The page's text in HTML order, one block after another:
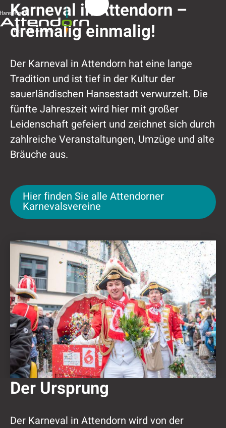
Karneval in
Attendorn
Karneval in Attendorn –
dreimalig einmalig!
Der Karneval in Attendorn hat eine lange
Tradition und ist tief in der Kultur der
sauerländischen Hansestadt verwurzelt. Die
fünfte Jahreszeit wird hier mit großer
Leidenschaft gefeiert und zeichnet sich durch
zahlreiche Veranstaltungen, Umzüge und alte
Bräuche aus.
Hier finden Sie alle Attendorner
Hier finden Sie alle Attendorner
Karnevalsvereine
Der Ursprung
Der Karneval in Attendorn wird von der